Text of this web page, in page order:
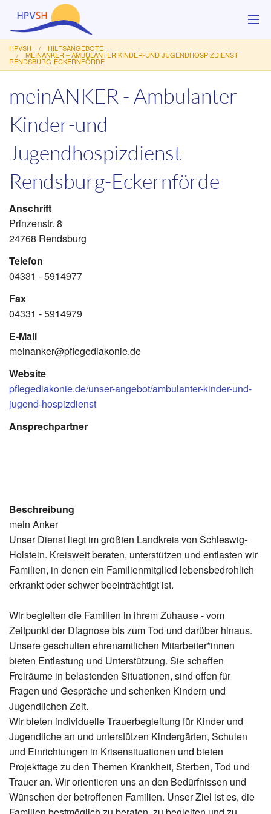
Über uns
HPVSH HILFSANGEBOTE
MEINANKER – AMBULANTER KINDER-UND JUGENDHOSPIZDIENST
RENDSBURG-ECKERNFÖRDE
meinANKER - Ambulanter
Kinder-und
Jugendhospizdienst
Rendsburg-Eckernförde
Anschrift
Prinzenstr. 8
24768 Rendsburg
Telefon
04331 - 5914977
Fax
04331 - 5914979
E-Mail
meinanker@pflegediakonie.de
Website
pflegediakonie.de/unser-angebot/ambulanter-kinder-und-
jugend-hospizdienst
Ansprechpartner
Beschreibung
mein Anker
Unser Dienst liegt im größten Landkreis von Schleswig-
Holstein. Kreisweit beraten, unterstützen und entlasten wir
Familien, in denen ein Familienmitglied lebensbedrohlich
erkrankt oder schwer beeinträchtigt ist.
Wir begleiten die Familien in ihrem Zuhause - vom
Zeitpunkt der Diagnose bis zum Tod und darüber hinaus.
Unsere geschulten ehrenamtlichen Mitarbeiter*innen
bieten Entlastung und Unterstützung. Sie schaffen
Freiräume in belastenden Situationen, sind offen für
Fragen und Gespräche und schenken Kindern und
Jugendlichen Zeit.
Wir bieten individuelle Trauerbegleitung für Kinder und
Jugendliche an und unterstützen Kindergärten, Schulen
und Einrichtungen in Krisensituationen und bieten
Projekttage zu den Themen Krankheit, Sterben, Tod und
Trauer an. Wir orientieren uns an den Bedürfnissen und
Wünschen der betroffenen Familien. Unser Ziel ist es, die